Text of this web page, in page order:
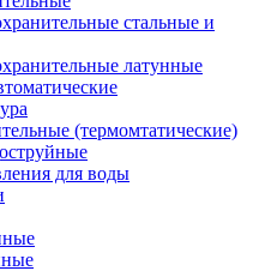
стальные и
латунные
(термомтатические)
для воды